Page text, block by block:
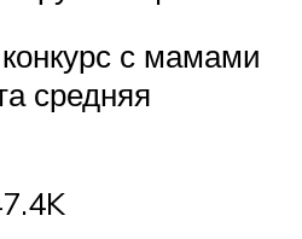
с мамами
средняя